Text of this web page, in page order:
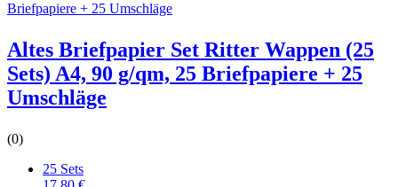
Altes Briefpapier Set Ritter Wappen (25
Sets) A4, 90 g/qm, 25 Briefpapiere + 25
Umschläge
(0)
25 Sets